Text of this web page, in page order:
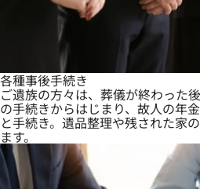
各種事後手続き
ご遺族の方々は、葬儀が終わった
の手続きからはじまり、故人の年
と手続き。遺品整理や残された家
ます。